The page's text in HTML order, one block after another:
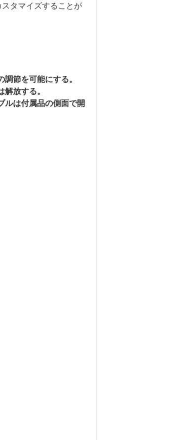
タマイズすることが
節を可能にする。
放する。
ルは付属品の側面で開